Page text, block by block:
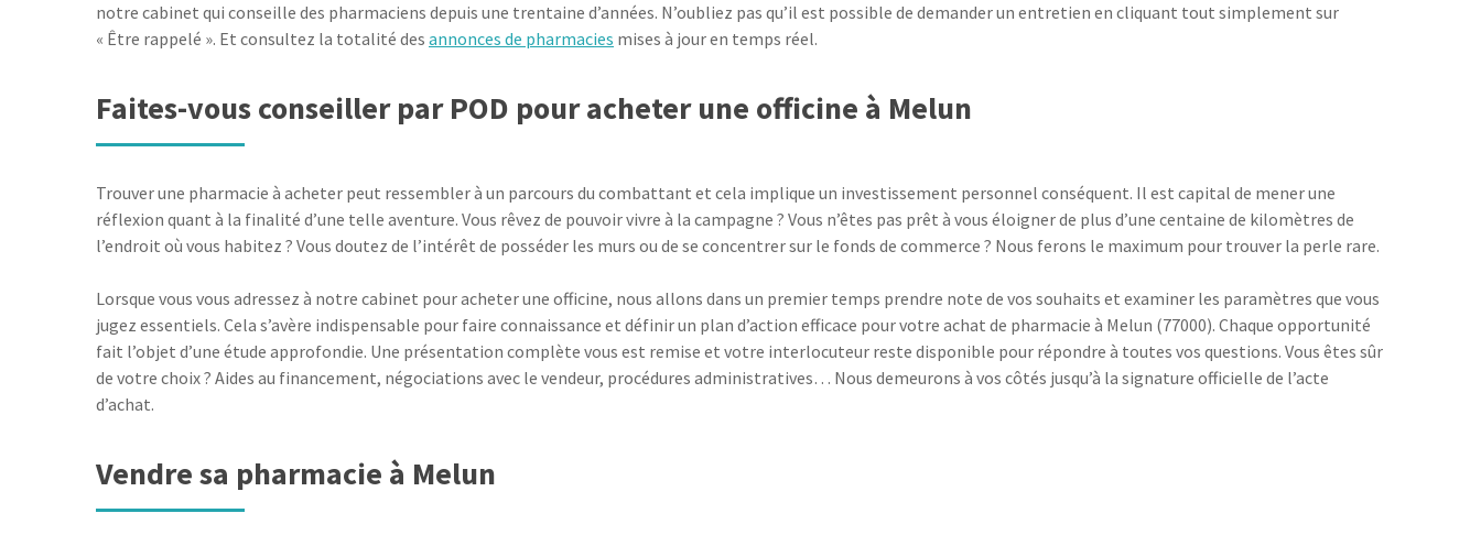
notre cabinet qui conseille des pharmaciens depuis une trentaine d’années. N’oubliez pas qu’il est possible de demander un entretien en cliquant tout simplement sur
« Être rappelé ». Et consultez la totalité des annonces de pharmacies mises à jour en temps réel.
Faites-vous conseiller par POD pour acheter une officine à Melun
Trouver une pharmacie à acheter peut ressembler à un parcours du combattant et cela implique un investissement personnel conséquent. Il est capital de mener une
réflexion quant à la finalité d’une telle aventure. Vous rêvez de pouvoir vivre à la campagne ? Vous n’êtes pas prêt à vous éloigner de plus d’une centaine de kilomètres de
l’endroit où vous habitez ? Vous doutez de l’intérêt de posséder les murs ou de se concentrer sur le fonds de commerce ? Nous ferons le maximum pour trouver la perle rare.
Lorsque vous vous adressez à notre cabinet pour acheter une officine, nous allons dans un premier temps prendre note de vos souhaits et examiner les paramètres que vous
jugez essentiels. Cela s’avère indispensable pour faire connaissance et définir un plan d’action efficace pour votre achat de pharmacie à Melun (77000). Chaque opportunité
fait l’objet d’une étude approfondie. Une présentation complète vous est remise et votre interlocuteur reste disponible pour répondre à toutes vos questions. Vous êtes sûr
de votre choix ? Aides au financement, négociations avec le vendeur, procédures administratives… Nous demeurons à vos côtés jusqu’à la signature officielle de l’acte
d’achat.
Vendre sa pharmacie à Melun